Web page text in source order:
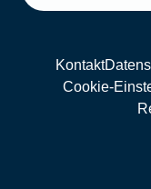
Kontakt
Cookie-